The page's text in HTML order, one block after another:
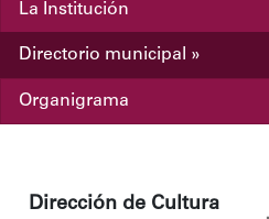
La Institución
Directorio municipal »
Organigrama
Dirección de Cultura